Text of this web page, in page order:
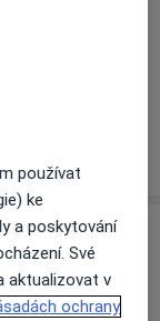
používat
ke
a poskytování
Své
aktualizovat v
ochrany